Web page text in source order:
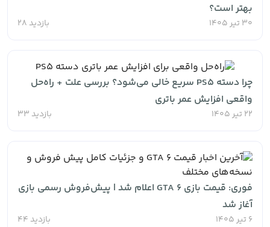
بهتر است؟
30 تیر 1405 بازدید 28
چرا دسته PS5 سریع خالی می‌شود؟ بررسی علت‌ + راه‌حل
واقعی افزایش عمر باتری
22 تیر 1405 بازدید 33
فوری: قیمت بازی GTA 6 اعلام شد | پیش‌فروش رسمی بازی
آغاز شد
6 تیر 1405 بازدید 44